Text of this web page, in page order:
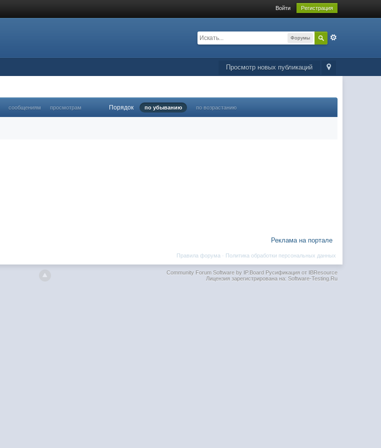
Войти Регистрация
Форумы
Просмотр новых публикаций
сообщениям просмотрам Порядок по убыванию по возрастанию
Реклама на портале
Политика обработки персональных данных
Правила форума ·
Community Forum Software by IP.BoardРусификация от IBResource
Лицензия зарегистрирована на: Software-Testing.Ru